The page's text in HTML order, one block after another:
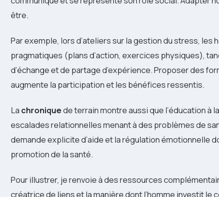
être.
Par exemple, lors d’ateliers sur la gestion du stress,
pragmatiques (plans d’action, exercices physiques),
d’échange et de partage d’expérience. Proposer des
augmente la participation et les bénéfices ressentis.
La chroniquede terrain montre aussi que l’éducation à
escalades relationnelles menant à des problèmes de
demande explicite d’aide et la régulation émotionnelle
promotion de la santé.
Pour illustrer, je renvoie à des ressources
créatrice de liens et la manière dont l’homme investit le